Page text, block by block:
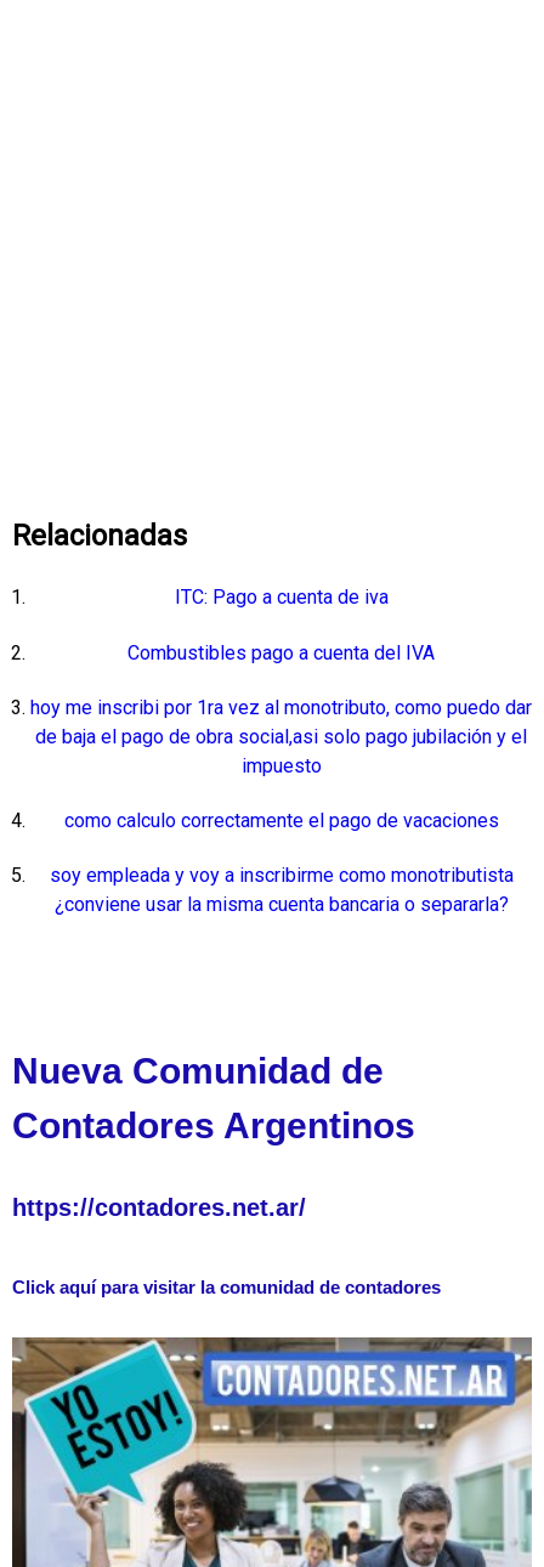
Relacionadas
ITC: Pago a cuenta de iva
Combustibles pago a cuenta del IVA
hoy me inscribi por 1ra vez al monotributo, como puedo dar
de baja el pago de obra social,asi solo pago jubilación y el
impuesto
como calculo correctamente el pago de vacaciones
soy empleada y voy a inscribirme como monotributista
¿conviene usar la misma cuenta bancaria o separarla?
Nueva Comunidad de
Contadores Argentinos
https://contadores.net.ar/
Click aquí para visitar la comunidad de contadores